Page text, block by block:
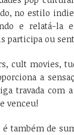
no estilo
e relatá-la
participa ou
cult movies,
a
travada com
venceu!
também de